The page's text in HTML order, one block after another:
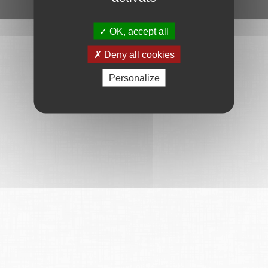
OK, accept all
Deny all cookies
Personalize
Ce service est proposé par